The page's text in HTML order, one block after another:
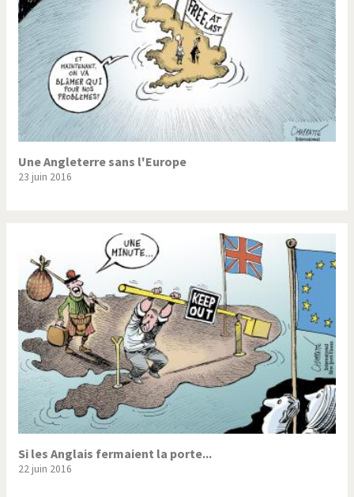
Une Angleterre sans l'Europe
23 juin 2016
Si les Anglais fermaient la porte...
22 juin 2016